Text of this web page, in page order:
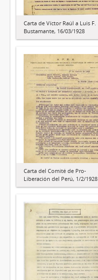
Carta de Víctor Raúl a Luis F.
Bustamante, 16/03/1928
Carta del Comité de Pro-
Liberación del Perú, 1/2/1928